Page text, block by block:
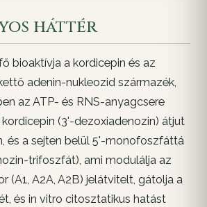
háttér
bioaktívja a kordicepin és az
adenin-nukleozid származék,
az ATP- és RNS-anyagcsere
kordicepin (3'-dezoxiadenozin) átjut
és a sejten belül 5'-monofoszfáttá
trifoszfát), ami modulálja az
(A1, A2A, A2B) jelátvitelt, gátolja a
és in vitro citosztatikus hatást